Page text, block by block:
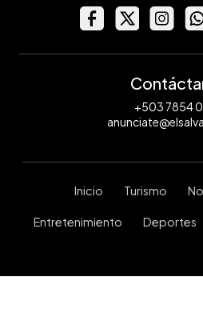
+503 7854
Inicio Turismo
Entretenimiento Deportes